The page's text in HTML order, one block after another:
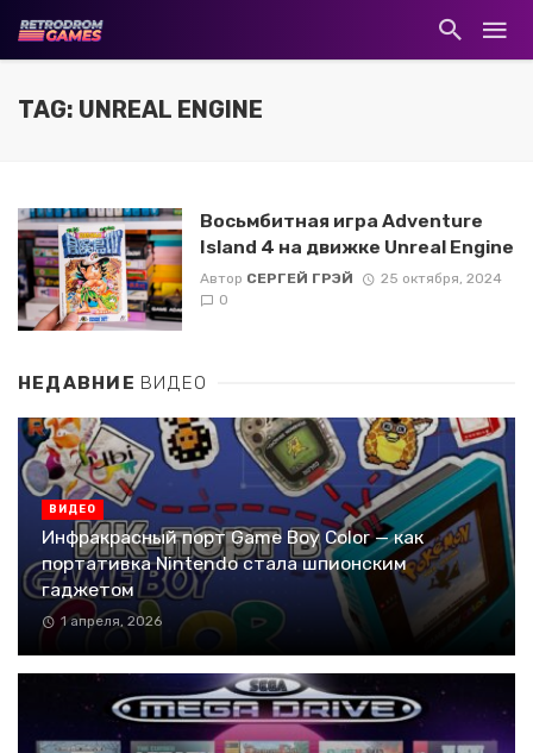
TAG: UNREAL ENGINE
Bосьмбитная игра Adventure
Island 4 на движке Unreal Engine
Автор СЕРГЕЙ ГРЭЙ
25 октября, 2024
0
НЕДАВНИЕ ВИДЕО
ВИДЕО
Инфракрасный порт Game Boy Color — как
портативка Nintendo стала шпионским
гаджетом
1 апреля, 2026